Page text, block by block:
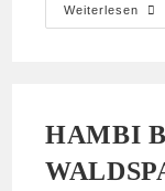
Weiterlesen
HAMBI